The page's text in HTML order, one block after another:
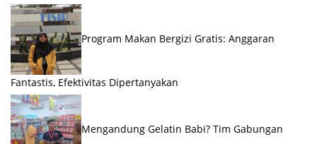
Program Makan Bergizi Gratis: Anggaran
Fantastis, Efektivitas Dipertanyakan
Mengandung Gelatin Babi? Tim Gabungan